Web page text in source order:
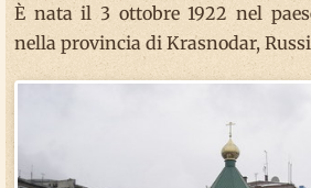
È nata il 3 ottobre 1922 nel
nella provincia di Krasnodar,